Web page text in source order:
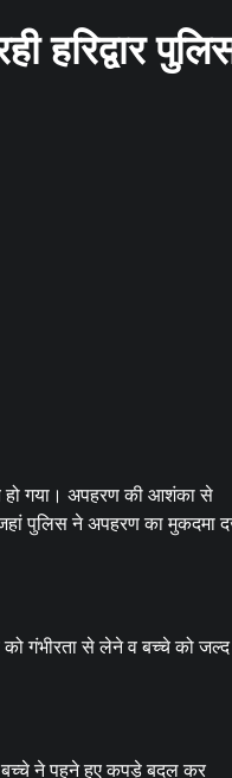
हो गया। अपहरण की आशंका से
पुलिस ने अपहरण का मुकदमा
गंभीरता से लेने व बच्चे को जल्द
बच्चे ने पहने हुए कपड़े बदल कर